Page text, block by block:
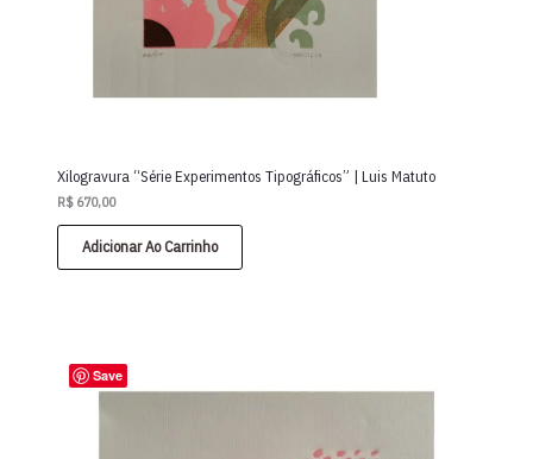
Xilogravura “Série Experimentos Tipográficos” | Luis Matuto
R$ 670,00
Adicionar Ao Carrinho
Save